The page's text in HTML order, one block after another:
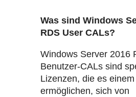
Was sind Windows
RDS User CALs?
Windows Server 2016
Benutzer-CALs sind
Lizenzen, die es
ermöglichen, sich von